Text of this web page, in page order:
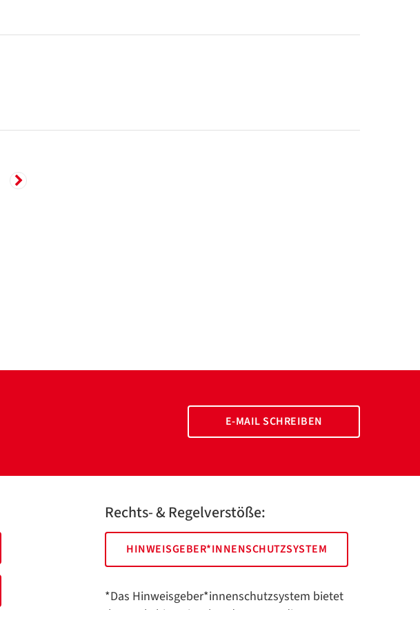
E-MAIL SCHREIBEN
Rechts- & Regelverstöße:
HINWEISGEBER*INNENSCHUTZSYSTEM
*Das Hinweisgeber*innenschutzsystem bietet
Ihnen als hinweisgebende Person die